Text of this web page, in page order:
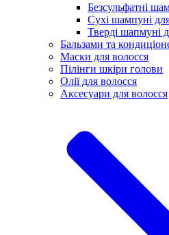
Безсульфатні
Сухі шампуні
Тверді шапмуні
Бальзами та
Маски для волосся
Пілінги шкіри голови
Олії для волосся
Аксесуари для волосся